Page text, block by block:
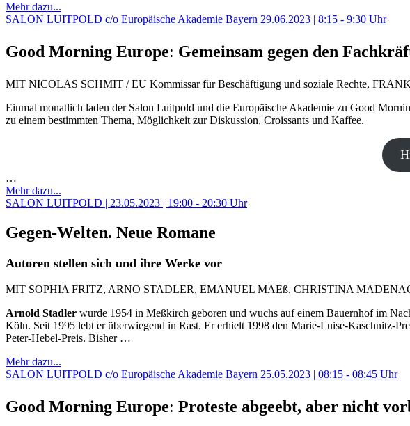
Mehr dazu...
SALON LUITPOLD c/o Europäische Akademie Bayern 29.06.2023 | 8:15 - 9:30 Uhr
Good Morning Europe: Gemeinsam gegen den
MIT NICOLAS SCHMIT / EU Kommissar für Beschäftigung und soziale Rechte,
Einmal monatlich laden der Salon Luitpold und die Europäische Akademie zu Good
zu einem bestimmten Thema, Möglichkeit zur Diskussion, Croissants und Kaffee.
…
Mehr dazu...
SALON LUITPOLD | 23.05.2023 | 19:00 - 20:30 Uhr
Gegen-Welten. Neue Romane
Autoren stellen sich und ihre Werke vor
MIT SOPHIA FRITZ, ARNO STADLER, EMANUEL MAEß, CHRISTINA
Arnold Stadler wurde 1954 in Meßkirch geboren und wuchs auf einem Bauernhof im
Köln. Seit 1995 lebt er überwiegend in Rast. Er erhielt 1998 den Marie-Luise-Kaschnitz-
Peter-Hebel-Preis. Bisher …
Mehr dazu...
SALON LUITPOLD c/o Europäische Akademie Bayern 25.05.2023 | 08:15 - 08:45 Uhr
Good Morning Europe: Proteste abgeebt, aber nicht